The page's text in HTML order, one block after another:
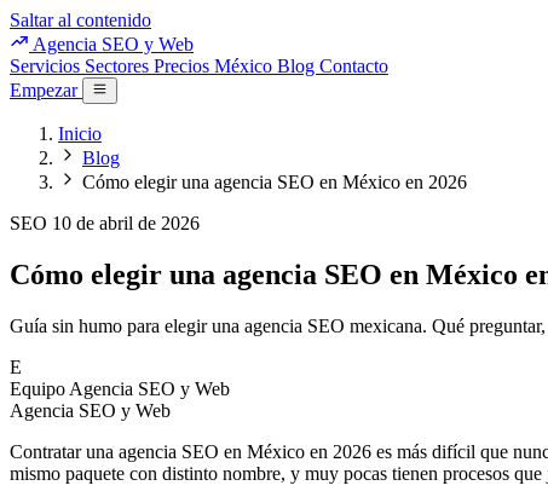
Saltar al contenido
Agencia SEO y Web
Servicios Sectores Precios México Blog Contacto
Empezar
Inicio
Blog
Cómo elegir una agencia SEO en México en 2026
SEO 10 de abril de 2026
Cómo elegir una agencia SEO en México
Guía sin humo para elegir una agencia SEO mexicana. Qué
E
Equipo Agencia SEO y Web
Agencia SEO y Web
Contratar una agencia SEO en México en 2026 es más difícil que
mismo paquete con distinto nombre, y muy pocas tienen procesos